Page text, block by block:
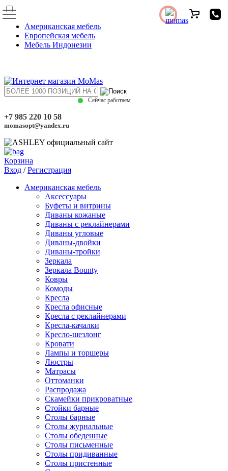
Американская мебель
Европейская мебель
Мебель Индонезии
Сейчас работаем
+7 985 220 10 58
momasopt@yandex.ru
Корзина
Вход /Регистрация
Американская мебель
Аксессуары
Буфеты и витрины
Диваны кожаные
Диваны с реклайнерами
Диваны угловые
Диваны-двойки
Диваны-тройки
Зеркала
Зеркала Bounty
Ковры
Комоды
Кресла
Кресла офисные
Кресла с реклайнерами
Кресла-качалки
Кресло-шезлонг
Кровати
Лампы и торшеры
Люстры
Матрасы
Оттоманки
Распродажа
Скамейки прикроватные
Стойки барные
Столы барные
Столы журнальные
Столы обеденные
Столы письменные
Столы придиванные
Столы пристенные